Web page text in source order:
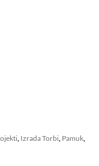
, Izrada Torbi, Pamuk,